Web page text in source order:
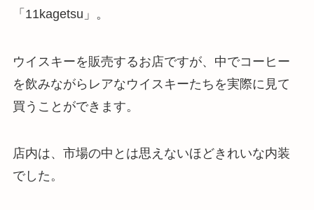
「11kagetsu」。
ウイスキーを販売するお店ですが、中でコーヒー
を飲みながらレアなウイスキーたちを実際に見て
買うことができます。
店内は、市場の中とは思えないほどきれいな内装
でした。